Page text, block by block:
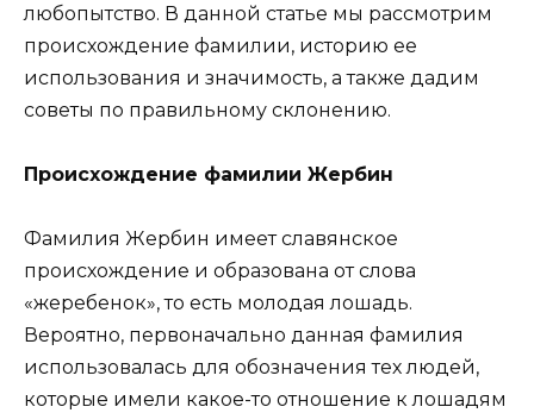
любопытство. В данной статье мы рассмотрим
происхождение фамилии, историю ее
использования и значимость, а также дадим
советы по правильному склонению.
Происхождение фамилии Жербин
Фамилия Жербин имеет славянское
происхождение и образована от слова
«жеребенок», то есть молодая лошадь.
Вероятно, первоначально данная фамилия
использовалась для обозначения тех людей,
которые имели какое-то отношение к лошадям